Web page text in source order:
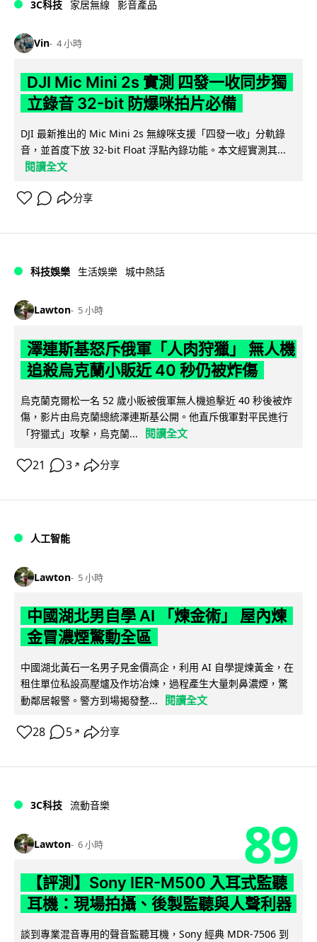
3C科技 家居無線 影音產品
Vin 4 小時
DJI Mic Mini 2s 實測 四發一收同步獨
立錄音 32-bit 防爆咪拍片必備
DJI 最新推出的 Mic Mini 2s 無線咪支援「四發一收」分軌錄
音，並首度下放 32-bit Float 浮點內錄功能。本文經實測其...
閱讀全文
分享
科技娛樂 生活娛樂 城中熱話
Lawton 5 小時
澤連斯基怒斥俄軍「人肉狩獵」 無人機
追殺烏克蘭小販近 40 秒仍被炸傷
烏克蘭克爾松一名 52 歲小販被俄軍無人機追擊近 40 秒後被炸
傷，影片由烏克蘭總統澤連斯基公開。他直斥俄軍對平民進行
「狩獵式」攻擊，烏克蘭...
閱讀全文
21 3 ↗ 分享
人工智能
Lawton 5 小時
中國湖北男自學 AI 「煉金術」 屋內煉
金冒濃煙驚動全區
中國湖北黃石一名男子見金價高企，利用 AI 自學提煉黃金，在
租住單位私設高壓爐及作坊冶煉，過程產生大量刺鼻濃煙，驚
動鄰居報警。警方到場揭發整...
閱讀全文
28 5 ↗ 分享
3C科技 流動音樂
Lawton 6 小時 89
【評測】Sony IER-M500 入耳式監聽
耳機：現場拍攝、後製監聽與人聲利器
談到專業混音專用的聲音監聽耳機，Sony 經典 MDR-7506 到